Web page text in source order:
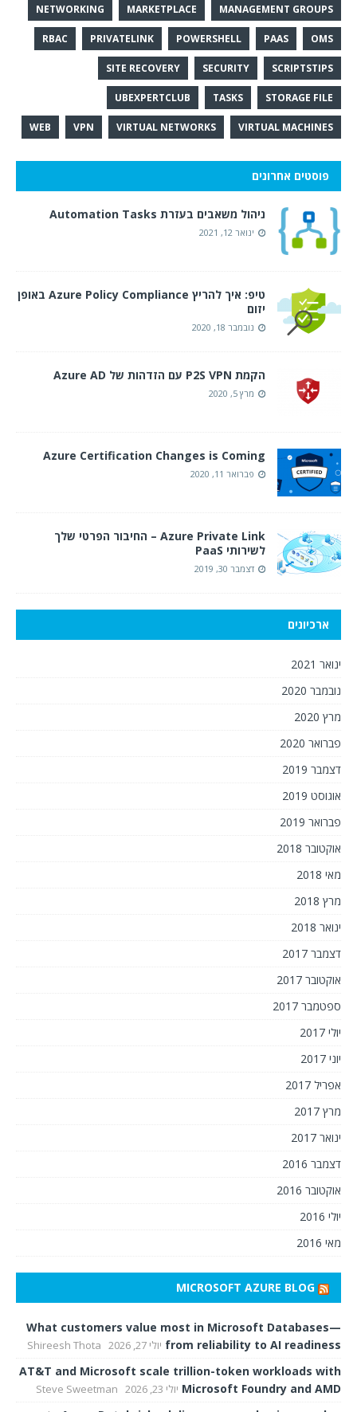
MANAGEMENT GROUPS
MARKETPLACE
NETWORKING
OMS
PAAS
POWERSHELL
PRIVATELINK
RBAC
SCRIPTSTIPS
SECURITY
SITE RECOVERY
STORAGE FILE
TASKS
UBEXPERTCLUB
VIRTUAL MACHINES
VIRTUAL NETWORKS
VPN
WEB
פוסטים אחרונים
ניהול משאבים בעזרת Automation Tasks
ינואר 12, 2021
טיפ: איך להריץ Azure Policy Compliance באופן
יזום
נובמבר 18, 2020
הקמת P2S VPN עם הזדהות של Azure AD
מרץ 5, 2020
Azure Certification Changes is Coming
פברואר 11, 2020
Azure Private Link – החיבור הפרטי שלך
לשירותי PaaS
דצמבר 30, 2019
ארכיונים
ינואר 2021
נובמבר 2020
מרץ 2020
פברואר 2020
דצמבר 2019
אוגוסט 2019
פברואר 2019
אוקטובר 2018
מאי 2018
מרץ 2018
ינואר 2018
דצמבר 2017
אוקטובר 2017
ספטמבר 2017
יולי 2017
יוני 2017
אפריל 2017
מרץ 2017
ינואר 2017
דצמבר 2016
אוקטובר 2016
יולי 2016
מאי 2016
MICROSOFT AZURE BLOG
What customers value most in Microsoft Databases—
from reliability to AI readiness יולי 27, 2026 Shireesh Thota
AT&T and Microsoft scale trillion-token workloads with
Microsoft Foundry and AMD יולי 23, 2026 Steve Sweetman